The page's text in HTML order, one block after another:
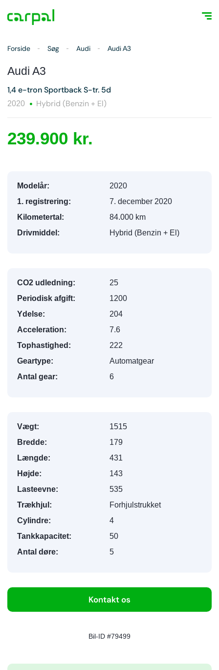
Forside Søg Audi Audi A3
Audi A3
1,4 e-tron Sportback S-tr. 5d
2020 Hybrid (Benzin + El)
239.900 kr.
Modelår:
2020
1. registrering:
7. december 2020
Kilometertal:
84.000 km
Drivmiddel:
Hybrid (Benzin + El)
CO2 udledning:
25
Periodisk afgift:
1200
Ydelse:
204
Acceleration:
7.6
Tophastighed:
222
Geartype:
Automatgear
Antal gear:
6
Vægt:
1515
Bredde:
179
Længde:
431
Højde:
143
Lasteevne:
535
Trækhjul:
Forhjulstrukket
Cylindre:
4
Tankkapacitet:
50
Antal døre:
5
Kontakt os
Bil-ID #79499